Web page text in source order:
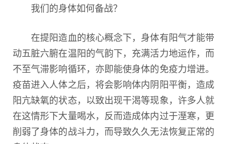
我们的身体如何备战？
在提阳造血的核心概念下，身体有阳气才能带
动五脏六腑在温阳的气韵下，充满活力地运作，而
不至气滞影响循环，亦即能使身体的免疫力增进。
疫苗进入人体之后，将会影响体内阴阳平衡，造成
阳亢缺氧的状态，以致出现干渴等现象，许多人就
在这情形下大量喝水，反而造成体内过于溼寒，更
削弱了身体的战斗力，而导致久久无法恢复正常的